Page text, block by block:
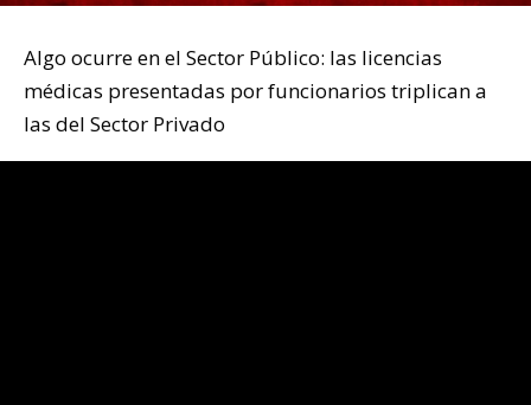
Algo ocurre en el Sector Público: las licencias
médicas presentadas por funcionarios triplican a
las del Sector Privado